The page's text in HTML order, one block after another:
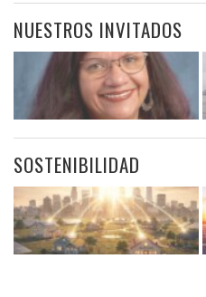
NUESTROS INVITADOS
SOSTENIBILIDAD